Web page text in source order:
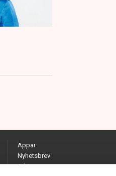
Appar
Nyhetsbrev
Arkiv